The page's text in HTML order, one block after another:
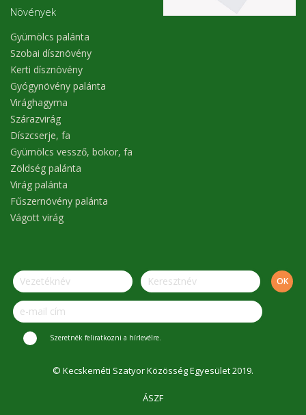
Növények
Gyümölcs palánta
Szobai dísznövény
Kerti dísznövény
Gyógynövény palánta
Virághagyma
Szárazvirág
Díszcserje, fa
Gyümölcs vessző, bokor, fa
Zöldség palánta
Virág palánta
Fűszernövény palánta
Vágott virág
Szeretnék feliratkozni a hírlevélre.
© Kecskeméti Szatyor Közösség Egyesület 2019.
ÁSZF